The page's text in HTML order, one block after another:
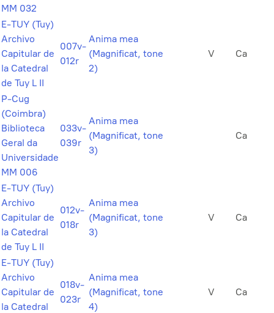
MM 032
E-TUY (Tuy)
Archivo
Capitular de
la Catedral
de Tuy L II
007v-
012r
Anima mea
(Magnificat, tone
2)
V Ca
P-Cug
(Coimbra)
Biblioteca
Geral da
Universidade
MM 006
033v-
039r
Anima mea
(Magnificat, tone
3)
Ca
E-TUY (Tuy)
Archivo
Capitular de
la Catedral
de Tuy L II
012v-
018r
Anima mea
(Magnificat, tone
3)
V Ca
E-TUY (Tuy)
Archivo
Capitular de
la Catedral
018v-
023r
Anima mea
(Magnificat, tone
4)
V Ca